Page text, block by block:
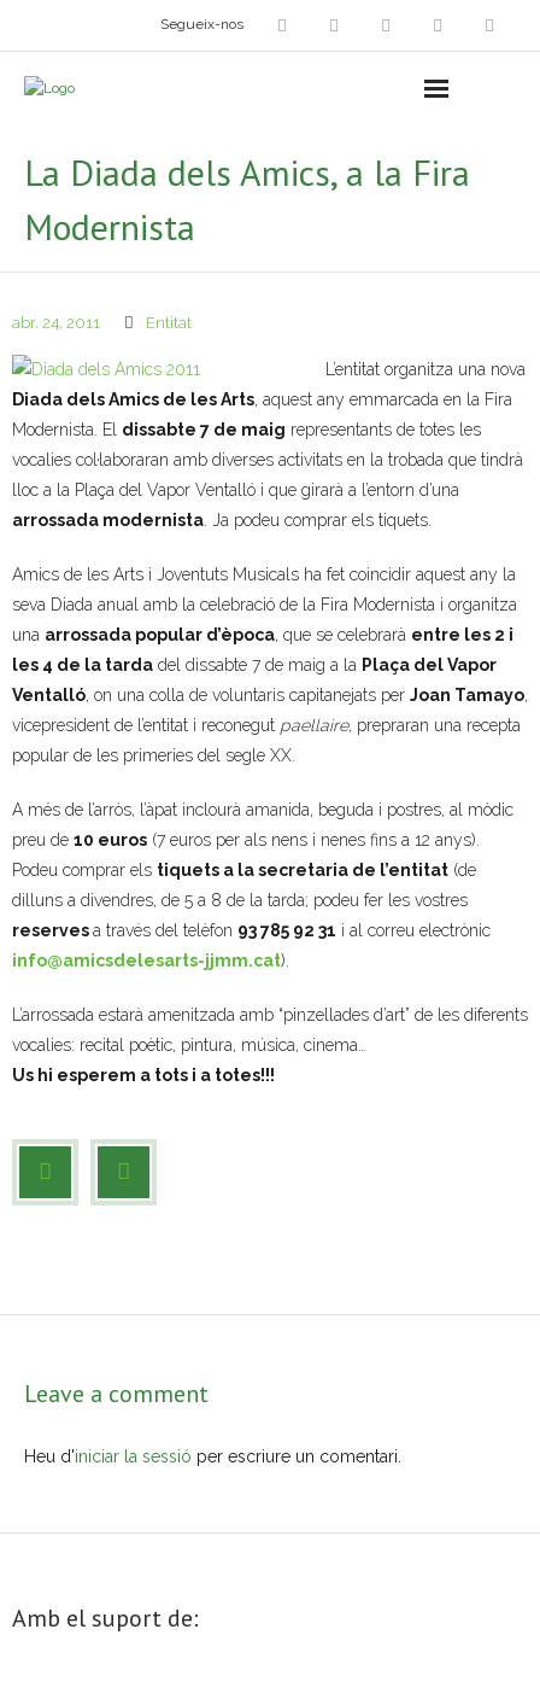
Segueix-nos
- Exposicions
- Fira del Dibuix
Grup Fotogràfic
Cine-Club
Grup de Teatre
- Muntatges presentats
Jazz Terrassa
- Nova Jazz Cava
Música clàssica i coral
- Cor Montserrat
- Coral Ohana
- Concerts
- Concurs Montserrat Alavedra
Literatura i debat
La Diada dels Amics, a la Fira
Modernista
abr. 24, 2011 Entitat
L’entitat organitza una nova
Diada dels Amics de les Arts, aquest any emmarcada en la Fira
Modernista. El dissabte 7 de maig representants de totes les
vocalies col·laboraran amb diverses activitats en la trobada que tindrà
lloc a la Plaça del Vapor Ventalló i que girarà a l’entorn d’una
arrossada modernista . Ja podeu comprar els tiquets.
Amics de les Arts i Joventuts Musicals ha fet coincidir aquest any la
seva Diada anual amb la celebració de la Fira Modernista i organitza
una arrossada popular d’època, que se celebrarà entre les 2 i
les 4 de la tarda del dissabte 7 de maig a la Plaça del Vapor
Ventalló, on una colla de voluntaris capitanejats per Joan Tamayo,
vicepresident de l’entitat i reconegut paellaire, prepraran una recepta
popular de les primeries del segle XX.
A més de l’arròs, l’àpat inclourà amanida, beguda i postres, al mòdic
preu de 10 euros (7 euros per als nens i nenes fins a 12 anys).
Podeu comprar els tiquets a la secretaria de l’entitat (de
dilluns a divendres, de 5 a 8 de la tarda; podeu fer les vostres
reservesa través del telèfon 93 785 92 31 i al correu electrònic
info@amicsdelesarts-jjmm.cat).
L’arrossada estarà amenitzada amb “pinzellades d’art” de les diferents
vocalies: recital poètic, pintura, música, cinema…
Us hi esperem a tots i a totes!!!
Leave a comment
Heu d'iniciar la sessió per escriure un comentari.
Amb el suport de: